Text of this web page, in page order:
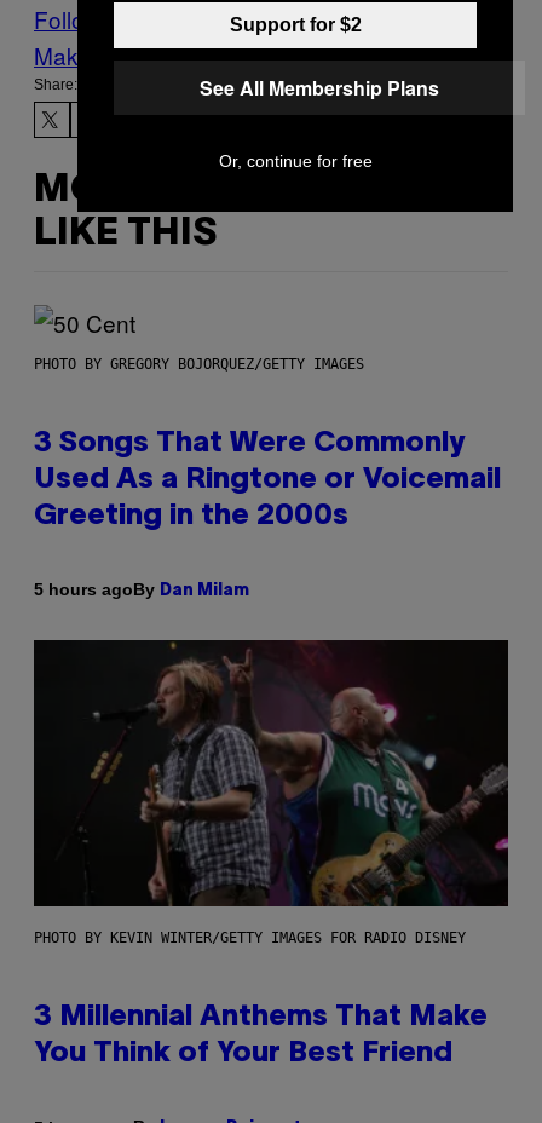
Follow Us On Discover
Make Us Preferred In Top Stories
Share:
MORE
LIKE THIS
PHOTO BY GREGORY BOJORQUEZ/GETTY IMAGES
3 Songs That Were Commonly
Used As a Ringtone or Voicemail
Greeting in the 2000s
5 hours agoBy Dan Milam
PHOTO BY KEVIN WINTER/GETTY IMAGES FOR RADIO DISNEY
3 Millennial Anthems That Make
You Think of Your Best Friend
Support for $2
See All Membership Plans
Or, continue for free